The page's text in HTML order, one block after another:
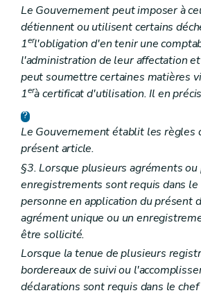
Le Gouvernement peut imposer à
détiennent ou utilisent certains
1erl'obligation d'en tenir une
l'administration de leur affectation
peut soumettre certaines matières
1erà certificat d'utilisation. Il en
Le Gouvernement établit les règles
présent article.
§3. Lorsque plusieurs agréments ou
enregistrements sont requis dans le
personne en application du présent
agrément unique ou un
être sollicité.
Lorsque la tenue de plusieurs
bordereaux de suivi ou
déclarations sont requis dans le